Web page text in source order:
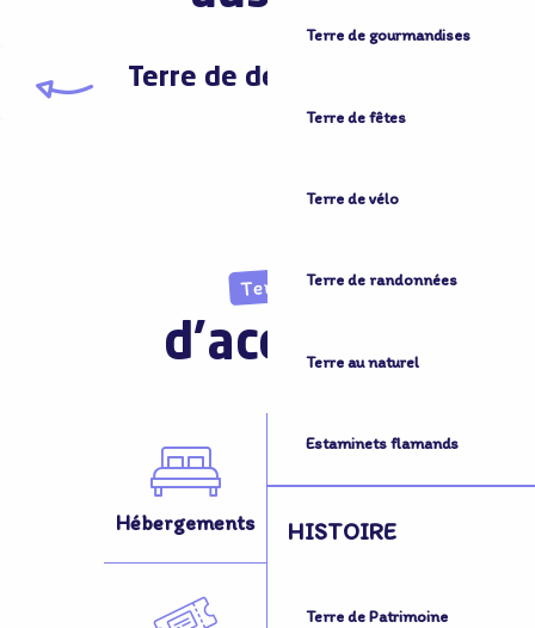
Terre de gourmandises
Terre de fêtes
Terre de vélo
Terre de randonnées
Terre au naturel
Estaminets flamands
HISTOIRE
Terre de Patrimoine
Terre de découvertes
Terre
d'accueil
Hébergements Activités